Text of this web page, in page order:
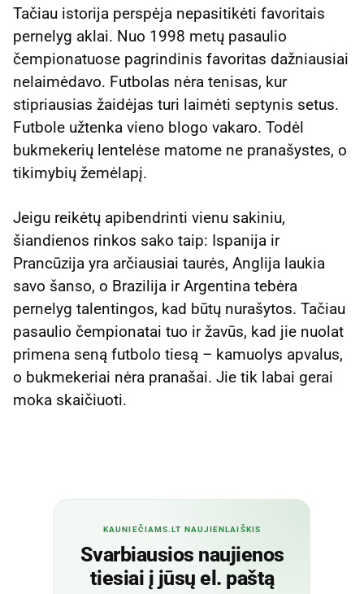
Tačiau istorija perspėja nepasitikėti favoritais
pernelyg aklai. Nuo 1998 metų pasaulio
čempionatuose pagrindinis favoritas dažniausiai
nelaimėdavo. Futbolas nėra tenisas, kur
stipriausias žaidėjas turi laimėti septynis setus.
Futbole užtenka vieno blogo vakaro. Todėl
bukmekerių lentelėse matome ne pranašystes, o
tikimybių žemėlapį.
Jeigu reikėtų apibendrinti vienu sakiniu,
šiandienos rinkos sako taip: Ispanija ir
Prancūzija yra arčiausiai taurės, Anglija laukia
savo šanso, o Brazilija ir Argentina tebėra
pernelyg talentingos, kad būtų nurašytos. Tačiau
pasaulio čempionatai tuo ir žavūs, kad jie nuolat
primena seną futbolo tiesą – kamuolys apvalus,
o bukmekeriai nėra pranašai. Jie tik labai gerai
moka skaičiuoti.
KAUNIEČIAMS.LT NAUJIENLAIŠKIS
Svarbiausios naujienos
tiesiai į jūsų el. paštą